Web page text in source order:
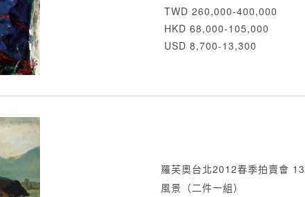
TWD 260,000-400,000
HKD 68,000-105,000
USD 8,700-13,300
羅芙奧台北2012春季拍賣會
風景（二件一組）